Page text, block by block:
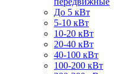
До 5 кВт
5-10 кВт
10-20 кВт
20-40 кВт
40-100 кВт
100-200 кВт